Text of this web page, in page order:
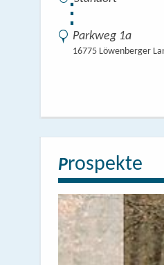
⋮
Parkweg 1a
16775 Löwenberger
Prospekte